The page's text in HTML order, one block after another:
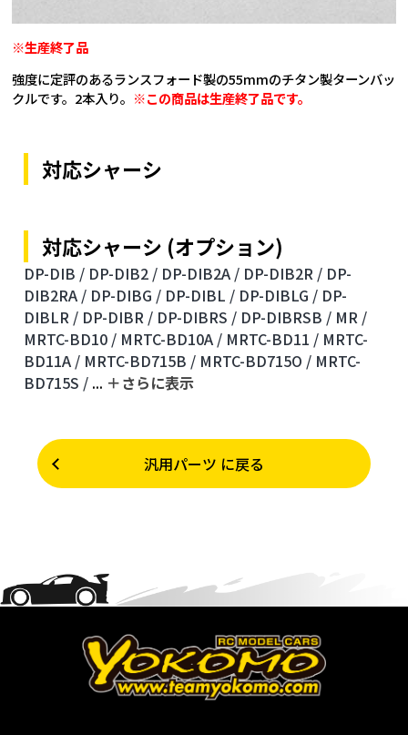
※生産終了品
強度に定評のあるランスフォード製の55mmのチタン製ターンバッ
クルです。2本入り。 ※この商品は生産終了品です。
対応シャーシ
対応シャーシ (オプション)
DP-DIB / DP-DIB2 / DP-DIB2A / DP-DIB2R / DP-
DIB2RA / DP-DIBG / DP-DIBL / DP-DIBLG / DP-
DIBLR / DP-DIBR / DP-DIBRS / DP-DIBRSB / MR /
MRTC-BD10 / MRTC-BD10A / MRTC-BD11 / MRTC-
BD11A / MRTC-BD715B / MRTC-BD715O / MRTC-
BD715S / ... ＋さらに表⽰
汎用パーツ に戻る